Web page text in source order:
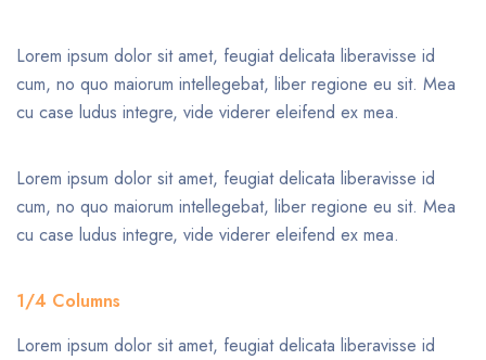
Lorem ipsum dolor sit amet, feugiat delicata liberavisse id
cum, no quo maiorum intellegebat, liber regione eu sit. Mea
cu case ludus integre, vide viderer eleifend ex mea.
Lorem ipsum dolor sit amet, feugiat delicata liberavisse id
cum, no quo maiorum intellegebat, liber regione eu sit. Mea
cu case ludus integre, vide viderer eleifend ex mea.
1/4 Columns
Lorem ipsum dolor sit amet, feugiat delicata liberavisse id